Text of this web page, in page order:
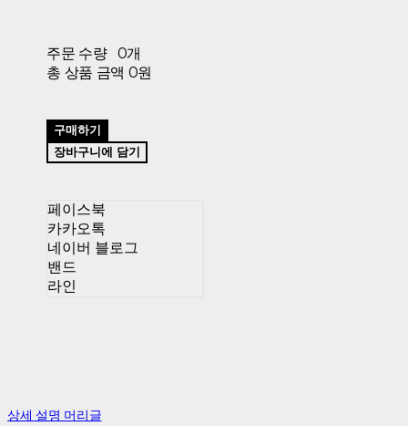
주문 수량
0개
총 상품 금액 0원
구매하기
장바구니에 담기
페이스북
카카오톡
네이버 블로그
밴드
라인
상세 설명 머리글